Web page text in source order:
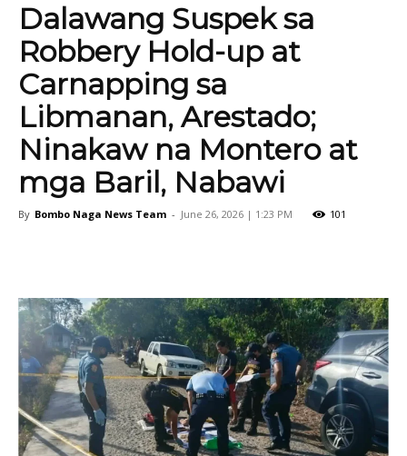
Dalawang Suspek sa
Robbery Hold-up at
Carnapping sa
Libmanan, Arestado;
Ninakaw na Montero at
mga Baril, Nabawi
By Bombo Naga News Team - June 26, 2026 | 1:23 PM 101